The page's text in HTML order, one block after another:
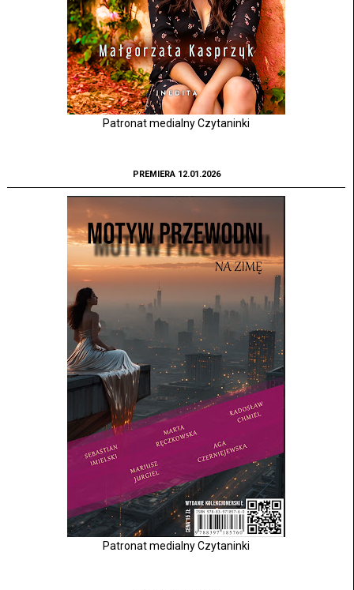
Patronat medialny Czytaninki
PREMIERA 12.01.2026
Patronat medialny Czytaninki